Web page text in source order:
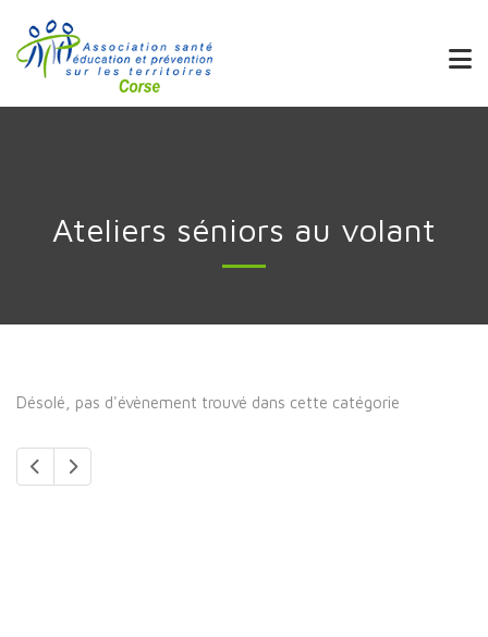
Ateliers séniors au volant
Désolé, pas d'évènement trouvé dans cette catégorie